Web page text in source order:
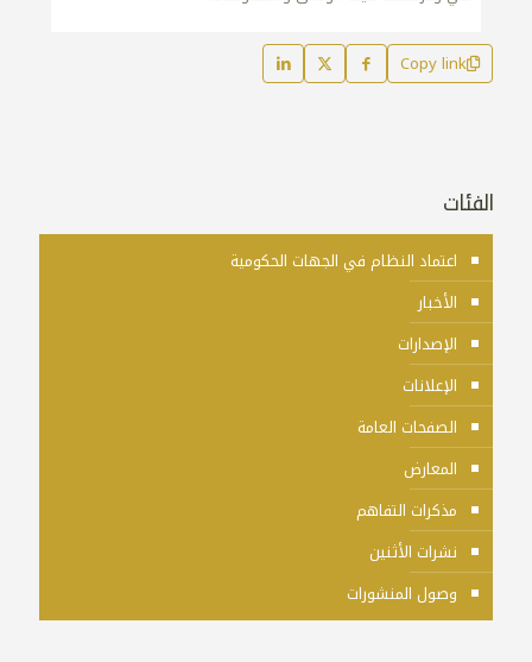
Copy link
الفئات
اعتماد النظام في الجهات الحكومية
الأخبار
الإصدارات
الإعلانات
الصفحات العامة
المعارض
مذكرات التفاهم
نشرات الأثنين
وصول المنشورات